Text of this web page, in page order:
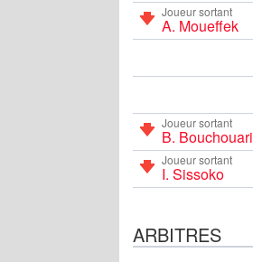
Joueur sortant
A. Moueffek
Joueur sortant
B. Bouchouari
Joueur sortant
I. Sissoko
ARBITRES